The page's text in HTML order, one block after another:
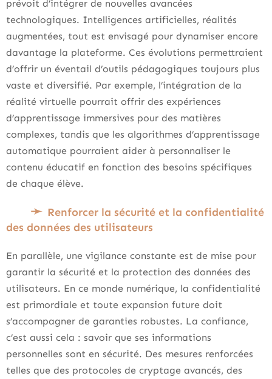
prévoit d’intégrer de nouvelles avancées
technologiques. Intelligences artificielles, réalités
augmentées, tout est envisagé pour dynamiser encore
davantage la plateforme. Ces évolutions permettraient
d’offrir un éventail d’outils pédagogiques toujours plus
vaste et diversifié. Par exemple, l’intégration de la
réalité virtuelle pourrait offrir des expériences
d’apprentissage immersives pour des matières
complexes, tandis que les algorithmes d’apprentissage
automatique pourraient aider à personnaliser le
contenu éducatif en fonction des besoins spécifiques
de chaque élève.
Renforcer la sécurité et la confidentialité
des données des utilisateurs
En parallèle, une vigilance constante est de mise pour
garantir la sécurité et la protection des données des
utilisateurs. En ce monde numérique, la confidentialité
est primordiale et toute expansion future doit
s’accompagner de garanties robustes. La confiance,
c’est aussi cela : savoir que ses informations
personnelles sont en sécurité. Des mesures renforcées
telles que des protocoles de cryptage avancés, des